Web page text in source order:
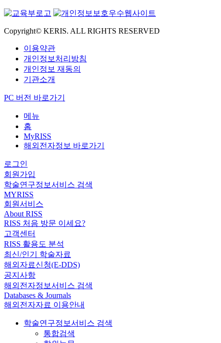
Copyright© KERIS. ALL RIGHTS RESERVED
이용약관
개인정보처리방침
개인정보 재동의
기관소개
PC 버전 바로가기
메뉴
홈
MyRISS
해외전자정보 바로가기
로그인
회원가입
학술연구정보서비스 검색
MYRISS
회원서비스
About RISS
RISS 처음 방문 이세요?
고객센터
RISS 활용도 분석
최신/인기 학술자료
해외자료신청(E-DDS)
공지사항
해외전자정보서비스 검색
Databases & Journals
해외전자자료 이용안내
학술연구정보서비스 검색
통합검색